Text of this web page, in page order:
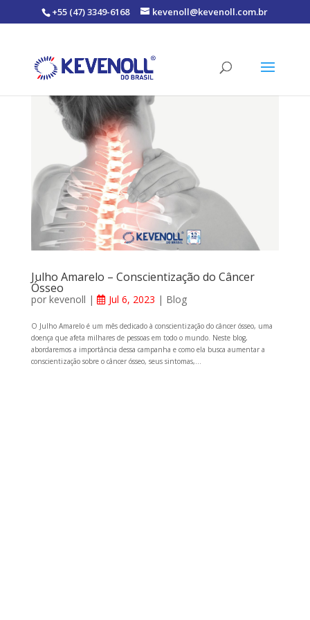
+55 (47) 3349-6168 kevenoll@kevenoll.com.br
Julho Amarelo – Conscientização do Câncer
Ósseo
por kevenoll | Jul 6, 2023 | Blog
O Julho Amarelo é um mês dedicado à conscientização do câncer ósseo, uma
doença que afeta milhares de pessoas em todo o mundo. Neste blog,
abordaremos a importância dessa campanha e como ela busca aumentar a
conscientização sobre o câncer ósseo, seus sintomas,...